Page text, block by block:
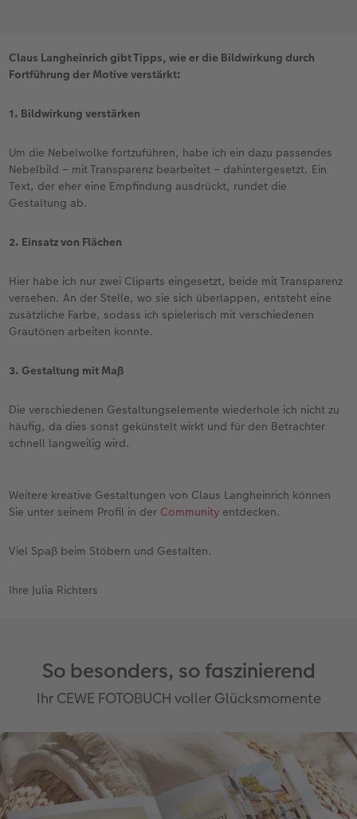
Claus Langheinrich gibt Tipps, wie er die Bildwirkung durch
Fortführung der Motive verstärkt:
1. Bildwirkung verstärken
Um die Nebelwolke fortzuführen, habe ich ein dazu passendes
Nebelbild – mit Transparenz bearbeitet – dahintergesetzt. Ein
Text, der eher eine Empfindung ausdrückt, rundet die
Gestaltung ab.
2. Einsatz von Flächen
Hier habe ich nur zwei Cliparts eingesetzt, beide mit Transparenz
versehen. An der Stelle, wo sie sich überlappen, entsteht eine
zusätzliche Farbe, sodass ich spielerisch mit verschiedenen
Grautönen arbeiten konnte.
3. Gestaltung mit Maß
Die verschiedenen Gestaltungselemente wiederhole ich nicht zu
häufig, da dies sonst gekünstelt wirkt und für den Betrachter
schnell langweilig wird.
Weitere kreative Gestaltungen von Claus Langheinrich können
Sie unter seinem Profil in der Community entdecken.
Viel Spaß beim Stöbern und Gestalten.
Ihre Julia Richters
So besonders, so faszinierend
Ihr CEWE FOTOBUCH voller Glücksmomente